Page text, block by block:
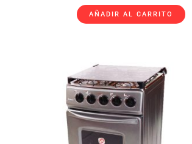
Valorado
con
0
AÑADIR AL CARRITO
precio
original
era:
S/699.00.